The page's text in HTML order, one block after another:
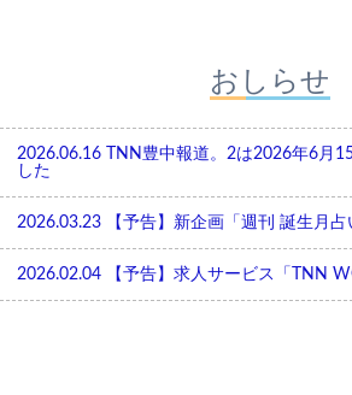
おしらせ
2026.06.16
TNN豊中報道。2は2026年6月
した
2026.03.23 【予告】新企画「週刊 誕生月
2026.02.04 【予告】求人サービス「TNN